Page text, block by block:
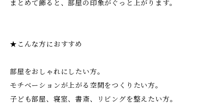
まとめて飾ると、部屋の印象がぐっと上がります。
★こんな方におすすめ
部屋をおしゃれにしたい方。
モチベーションが上がる空間をつくりたい方。
子ども部屋、寝室、書斎、リビングを整えたい方。